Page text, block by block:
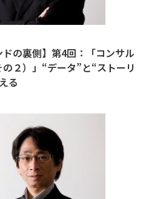
ドの裏側】第4回：「コンサル
２）」“データ”と“ストーリ
る